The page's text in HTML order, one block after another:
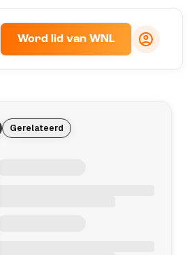
Word lid van WNL
Gerelateerd